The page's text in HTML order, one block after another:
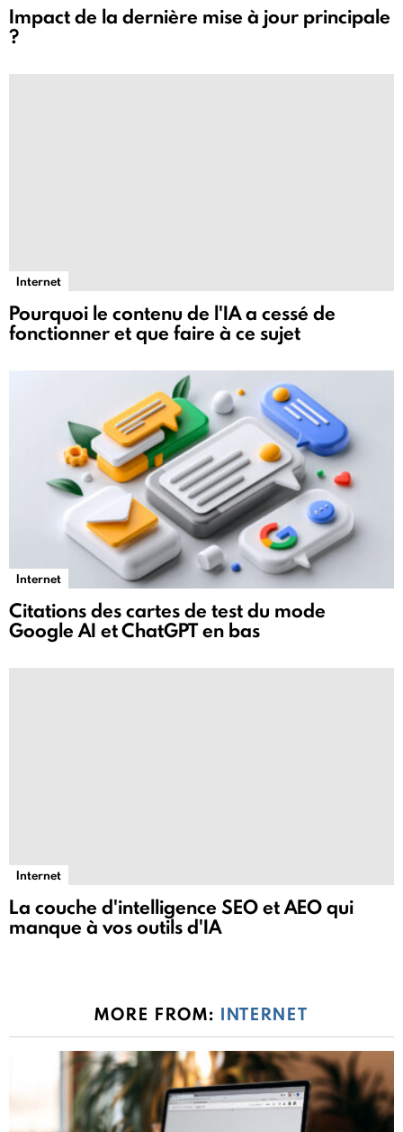
Impact de la dernière mise à jour principale
?
Internet
Pourquoi le contenu de l'IA a cessé de
fonctionner et que faire à ce sujet
Internet
Citations des cartes de test du mode
Google AI et ChatGPT en bas
Internet
La couche d'intelligence SEO et AEO qui
manque à vos outils d'IA
MORE FROM: INTERNET